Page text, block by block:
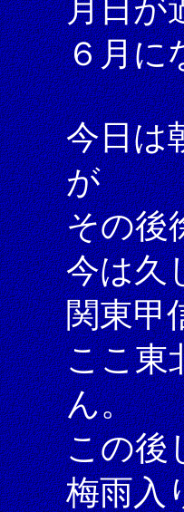
月日が
６月に
今日は
が
その後
今は久
関東甲
ここ東
ん。
この後
梅雨入